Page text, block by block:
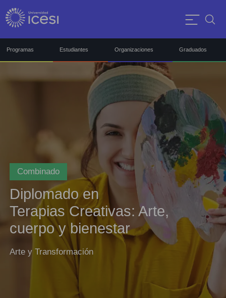
Programas Estudiantes Organizaciones Graduados
Combinado
Diplomado en
Terapias Creativas: Arte,
cuerpo y bienestar
Arte y Transformación